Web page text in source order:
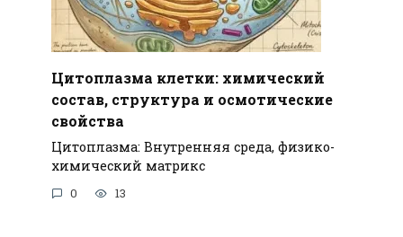
Цитоплазма клетки: химический
состав, структура и осмотические
свойства
Цитоплазма: Внутренняя среда, физико-
химический матрикс
0 13